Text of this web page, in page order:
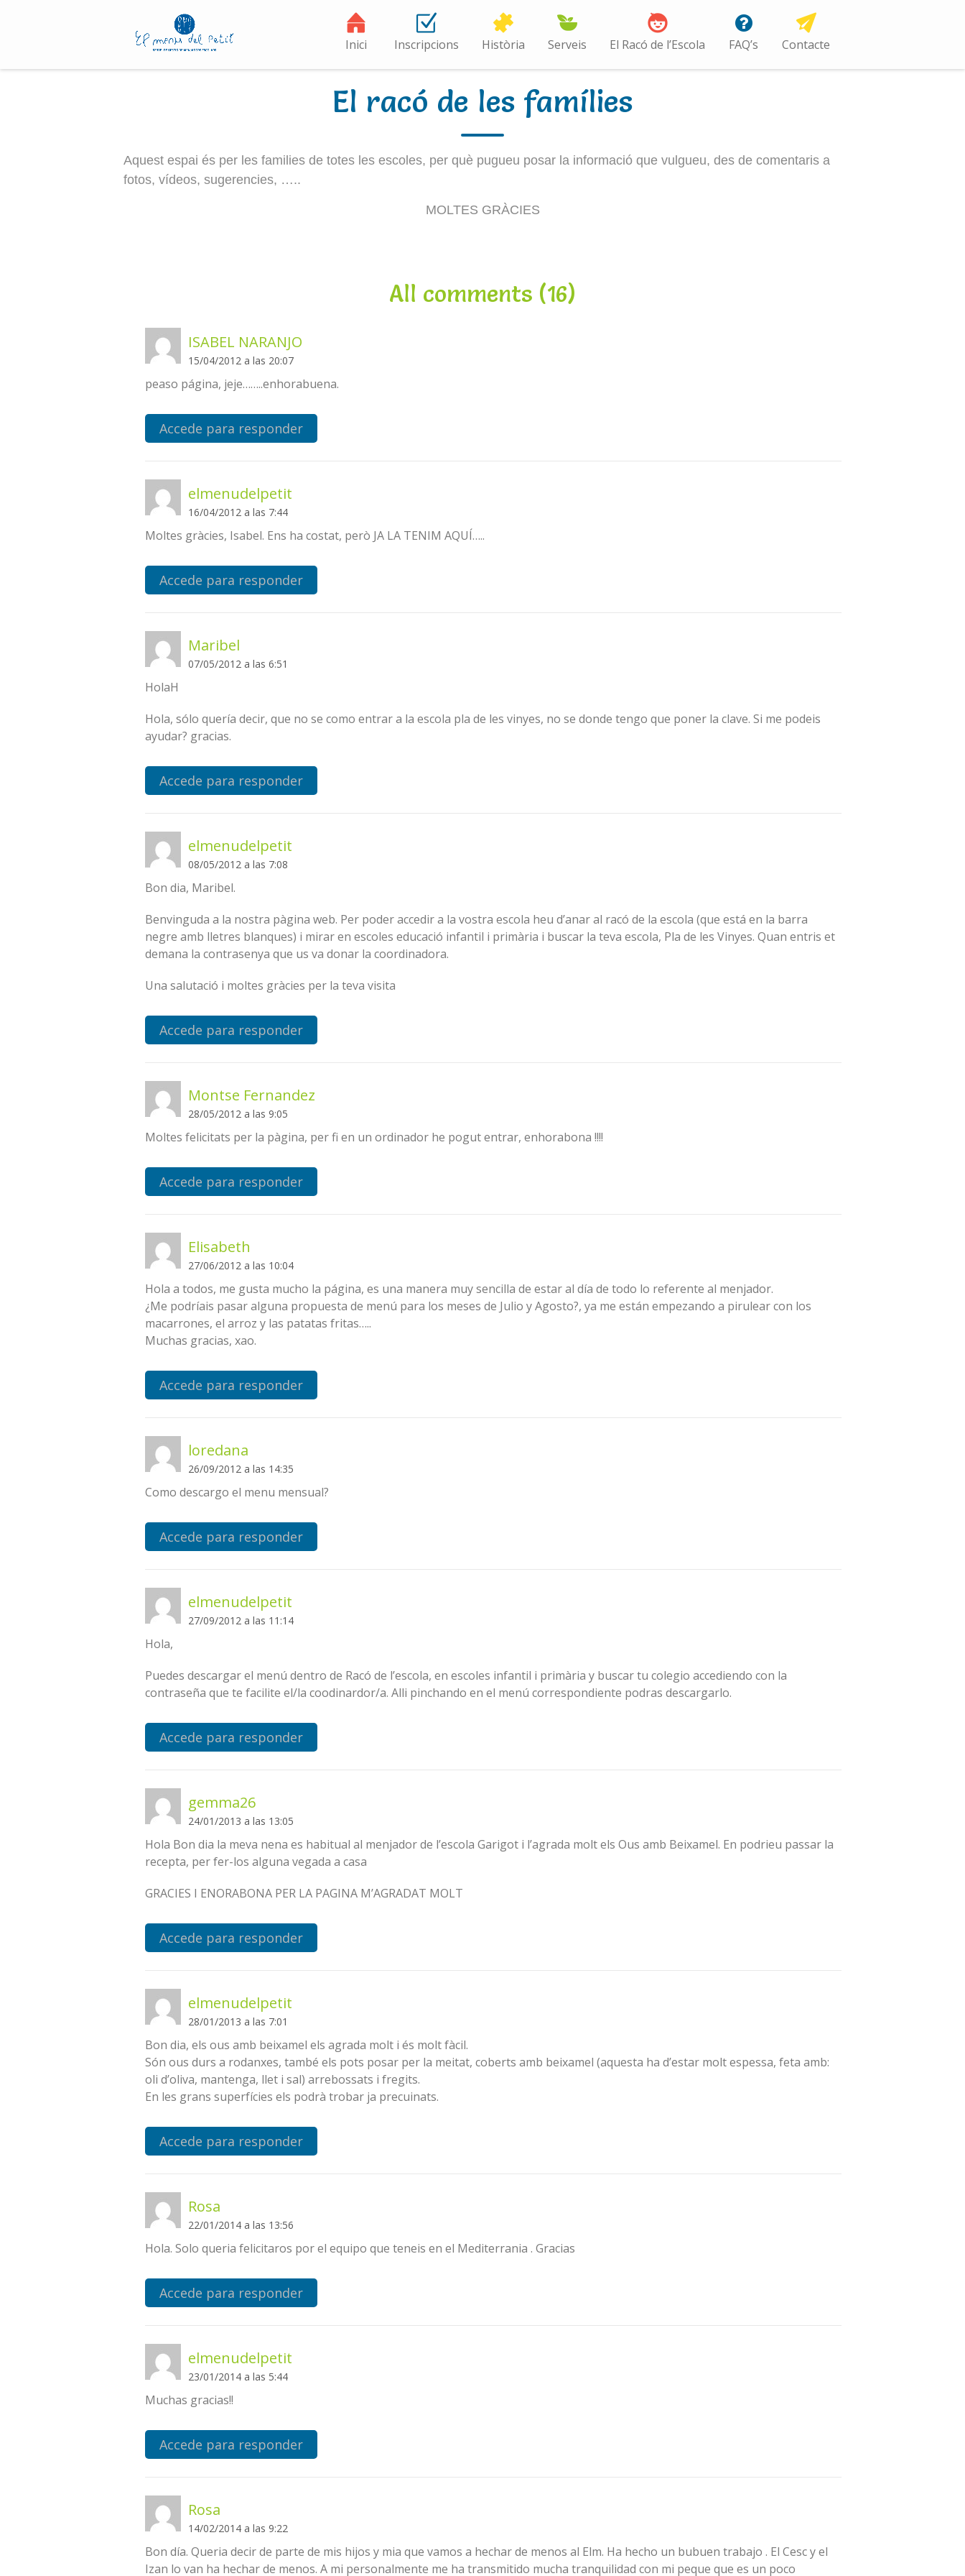
Inici Inscripcions Història Serveis El Racó de l’Escola FAQ’s Contacte
El racó de les famílies
Aquest espai és per les families de totes les escoles, per què pugueu posar la informació que vulgueu, des de comentaris a
fotos, vídeos, sugerencies, …..
MOLTES GRÀCIES
All comments (16)
ISABEL NARANJO
15/04/2012 a las 20:07
peaso página, jeje……..enhorabuena.
Accede para responder
elmenudelpetit
16/04/2012 a las 7:44
Moltes gràcies, Isabel. Ens ha costat, però JA LA TENIM AQUÍ…..
Accede para responder
Maribel
07/05/2012 a las 6:51
HolaH
Hola, sólo quería decir, que no se como entrar a la escola pla de les vinyes, no se donde tengo que poner la clave. Si me podeis
ayudar? gracias.
Accede para responder
elmenudelpetit
08/05/2012 a las 7:08
Bon dia, Maribel.
Benvinguda a la nostra pàgina web. Per poder accedir a la vostra escola heu d’anar al racó de la escola (que está en la barra
negre amb lletres blanques) i mirar en escoles educació infantil i primària i buscar la teva escola, Pla de les Vinyes. Quan entris et
demana la contrasenya que us va donar la coordinadora.
Una salutació i moltes gràcies per la teva visita
Accede para responder
Montse Fernandez
28/05/2012 a las 9:05
Moltes felicitats per la pàgina, per fi en un ordinador he pogut entrar, enhorabona !!!!
Accede para responder
Elisabeth
27/06/2012 a las 10:04
Hola a todos, me gusta mucho la página, es una manera muy sencilla de estar al día de todo lo referente al menjador.
¿Me podríais pasar alguna propuesta de menú para los meses de Julio y Agosto?, ya me están empezando a pirulear con los
macarrones, el arroz y las patatas fritas…..
Muchas gracias, xao.
Accede para responder
loredana
26/09/2012 a las 14:35
Como descargo el menu mensual?
Accede para responder
elmenudelpetit
27/09/2012 a las 11:14
Hola,
Puedes descargar el menú dentro de Racó de l’escola, en escoles infantil i primària y buscar tu colegio accediendo con la
contraseña que te facilite el/la coodinardor/a. Alli pinchando en el menú correspondiente podras descargarlo.
Accede para responder
gemma26
24/01/2013 a las 13:05
Hola Bon dia la meva nena es habitual al menjador de l’escola Garigot i l’agrada molt els Ous amb Beixamel. En podrieu passar la
recepta, per fer-los alguna vegada a casa
GRACIES I ENORABONA PER LA PAGINA M’AGRADAT MOLT
Accede para responder
elmenudelpetit
28/01/2013 a las 7:01
Bon dia, els ous amb beixamel els agrada molt i és molt fàcil.
Són ous durs a rodanxes, també els pots posar per la meitat, coberts amb beixamel (aquesta ha d’estar molt espessa, feta amb:
oli d’oliva, mantenga, llet i sal) arrebossats i fregits.
En les grans superfícies els podrà trobar ja precuinats.
Accede para responder
Rosa
22/01/2014 a las 13:56
Hola. Solo queria felicitaros por el equipo que teneis en el Mediterrania . Gracias
Accede para responder
elmenudelpetit
23/01/2014 a las 5:44
Muchas gracias!!
Accede para responder
Rosa
14/02/2014 a las 9:22
Bon día. Queria decir de parte de mis hijos y mia que vamos a hechar de menos al Elm. Ha hecho un bubuen trabajo . El Cesc y el
Izan lo van ha hechar de menos. A mi personalmente me ha transmitido mucha tranquilidad con mi peque que es un poco